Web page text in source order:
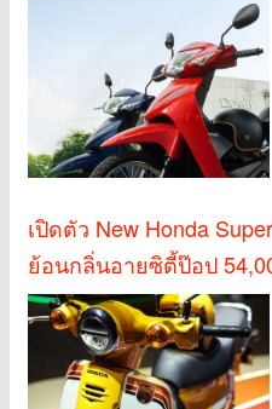
เปิดตัว New Honda
ย้อนกลิ่นอายซิตี้ป๊อป